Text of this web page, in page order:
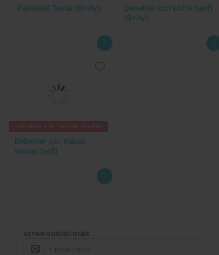
Patatesli Tavuk (8+Ay)
Bebekler için köfte tarifi
(9+Ay)
Bebekler için Kabak
sandal tarifi
UZMAN GÖRÜŞÜ ÖNER